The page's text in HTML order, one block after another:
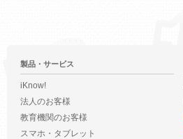
製品・サービス
iKnow!
法人のお客様
教育機関のお客様
スマホ・タブレット